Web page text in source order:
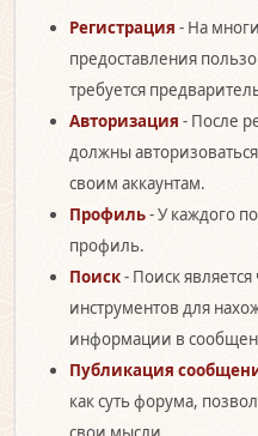
Регистрация - На
предоставления
требуется
Авторизация - После
должны
своим аккаунтам.
Профиль- У каждого
профиль.
Поиск- Поиск
инструментов для
информации в
Публикация
как суть форума,